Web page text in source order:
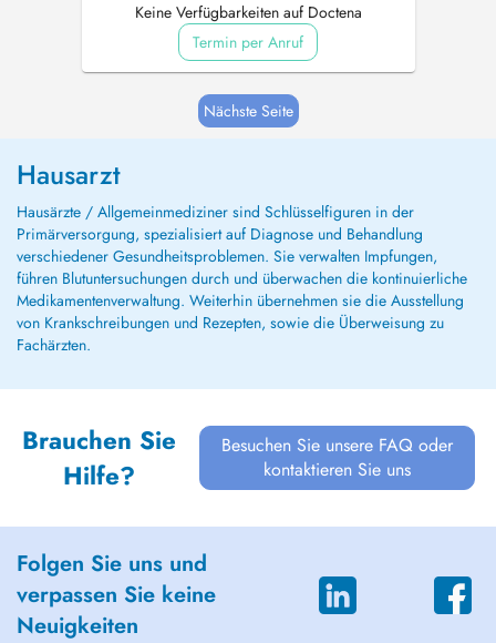
Keine Verfügbarkeiten auf Doctena
Termin per Anruf
Nächste Seite
Hausarzt
Hausärzte / Allgemeinmediziner sind Schlüsselfiguren in der
Primärversorgung, spezialisiert auf Diagnose und Behandlung
verschiedener Gesundheitsproblemen. Sie verwalten Impfungen,
führen Blutuntersuchungen durch und überwachen die kontinuierliche
Medikamentenverwaltung. Weiterhin übernehmen sie die Ausstellung
von Krankschreibungen und Rezepten, sowie die Überweisung zu
Fachärzten.
Brauchen Sie
Hilfe?
Besuchen Sie unsere FAQ oder
kontaktieren Sie uns
Folgen Sie uns und
verpassen Sie keine
Neuigkeiten